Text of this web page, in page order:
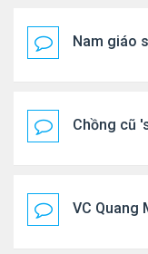
Nam giáo
Chồng cũ
VC Quang